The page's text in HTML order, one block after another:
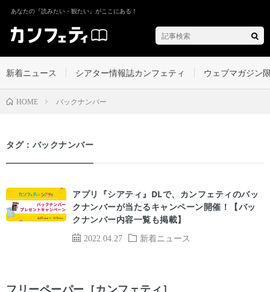
あなたの『読みたい・観たい』がここにある！
新着ニュース シアター情報誌カンフェティ ウェブマガジン
HOME バックナンバー
タグ：バックナンバー
2022.04.27 新着ニュース
アプリ『シアティ』DLで、カンフェティのバッ
クナンバーが当たるキャンペーン開催！【バッ
クナンバー内容一覧も掲載】
フリーペーパー［カンフェティ］